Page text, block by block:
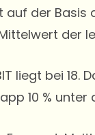
auf der
der
liegt bei
10 %